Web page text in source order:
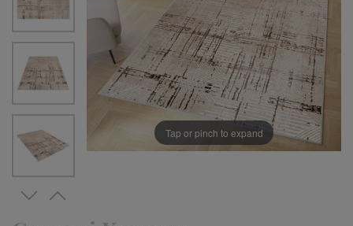
Tap or pinch to expand